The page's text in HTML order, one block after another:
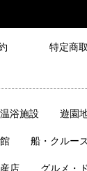
特定商
浴施設 遊園
船・クルー
店 グルメ・